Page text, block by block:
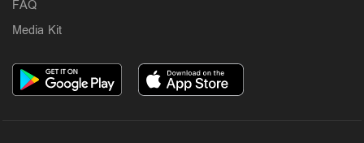
FAQ
Media Kit